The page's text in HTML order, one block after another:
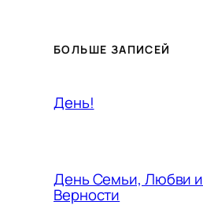
БОЛЬШЕ ЗАПИСЕЙ
День!
День Семьи, Любви и
Верности